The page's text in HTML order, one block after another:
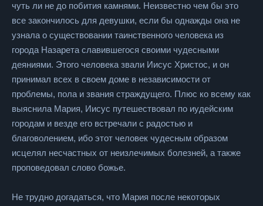
чуть ли не до побития камнями. Неизвестно чем бы это
все закончилось для девушки, если бы однажды она не
узнала о существовании таинственного человека из
города Назарета славившегося своими чудесными
деяниями. Этого человека звали Иисус Христос, и он
принимал всех в своем доме в независимости от
проблемы, пола и звания страждущего. Плюс ко всему как
выяснила Мария, Иисус путешествовал по иудейским
городам и везде его встречали с радостью и
благоволением, ибо этот человек чудесным образом
исцелял несчастных от неизлечимых болезней, а также
проповедовал слово божье.
Не трудно догадаться, что Мария после некоторых